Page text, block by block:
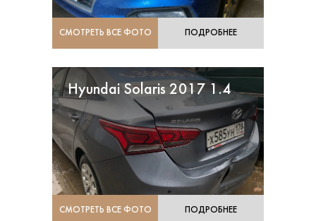
СМОТРЕТЬ ВСЕ ФОТО ПОДРОБНЕЕ
Hyundai Solaris 2017 1.4
СМОТРЕТЬ ВСЕ ФОТО ПОДРОБНЕЕ